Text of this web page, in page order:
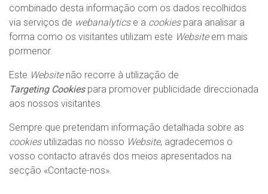
combinado desta informação com os dados recolhidos
via serviços de webanalytics e a cookies para analisar a
forma como os visitantes utilizam este Website em mais
pormenor.
Este Website não recorre à utilização de
Targeting Cookiespara promover publicidade direccionada
aos nossos visitantes.
Sempre que pretendam informação detalhada sobre as
cookies utilizadas no nosso Website, agradecemos o
vosso contacto através dos meios apresentados na
secção «Contacte-nos».